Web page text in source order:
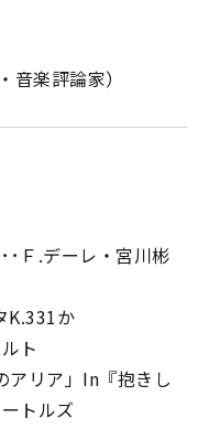
楽評論家）
・宮川彬
K.331か
ト
リア」In『抱きし
トルズ